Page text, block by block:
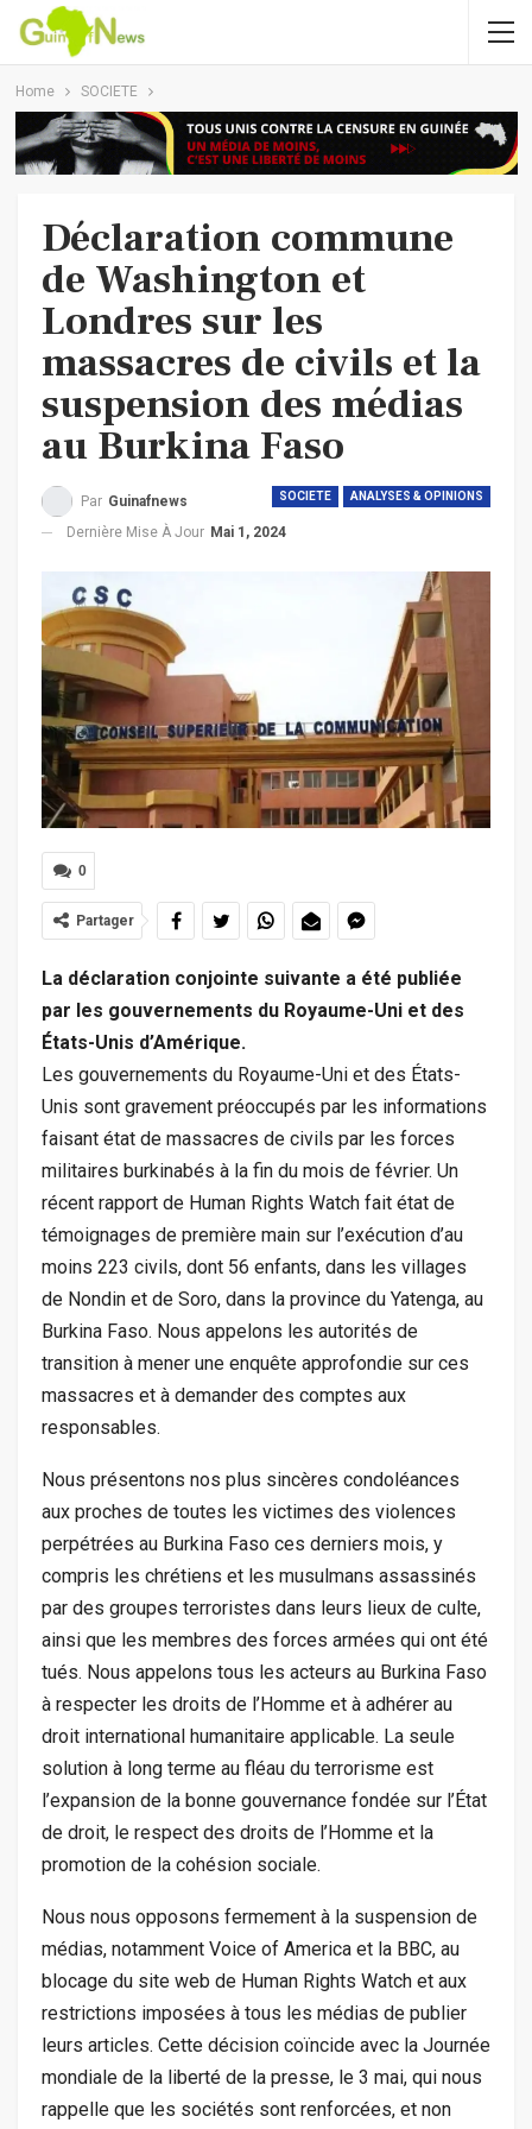
Home SOCIETE
Déclaration commune
de Washington et
Londres sur les
massacres de civils et la
suspension des médias
au Burkina Faso
SOCIETE ANALYSES & OPINIONS
Par Guinafnews
Dernière Mise À Jour Mai 1, 2024
0
Partager
La déclaration conjointe suivante a été publiée
par les gouvernements du Royaume-Uni et des
États-Unis d’Amérique.
Les gouvernements du Royaume-Uni et des États-
Unis sont gravement préoccupés par les informations
faisant état de massacres de civils par les forces
militaires burkinabés à la fin du mois de février. Un
récent rapport de Human Rights Watch fait état de
témoignages de première main sur l’exécution d’au
moins 223 civils, dont 56 enfants, dans les villages
de Nondin et de Soro, dans la province du Yatenga, au
Burkina Faso. Nous appelons les autorités de
transition à mener une enquête approfondie sur ces
massacres et à demander des comptes aux
responsables.
Nous présentons nos plus sincères condoléances
aux proches de toutes les victimes des violences
perpétrées au Burkina Faso ces derniers mois, y
compris les chrétiens et les musulmans assassinés
par des groupes terroristes dans leurs lieux de culte,
ainsi que les membres des forces armées qui ont été
tués. Nous appelons tous les acteurs au Burkina Faso
à respecter les droits de l’Homme et à adhérer au
droit international humanitaire applicable. La seule
solution à long terme au fléau du terrorisme est
l’expansion de la bonne gouvernance fondée sur l’État
de droit, le respect des droits de l’Homme et la
promotion de la cohésion sociale.
Nous nous opposons fermement à la suspension de
médias, notamment Voice of America et la BBC, au
blocage du site web de Human Rights Watch et aux
restrictions imposées à tous les médias de publier
leurs articles. Cette décision coïncide avec la Journée
mondiale de la liberté de la presse, le 3 mai, qui nous
rappelle que les sociétés sont renforcées, et non